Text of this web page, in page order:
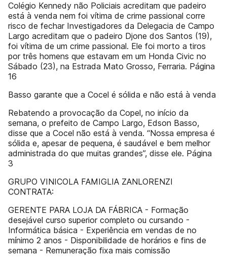
Colégio Kennedy não Policiais acreditam que padeiro
está à venda nem foi vítima de crime passional corre
risco de fechar Investigadores da Delegacia de Campo
Largo acreditam que o padeiro Djone dos Santos (19),
foi vítima de um crime passional. Ele foi morto a tiros
por três homens que estavam em um Honda Civic no
Sábado (23), na Estrada Mato Grosso, Ferraria. Página
16
Basso garante que a Cocel é sólida e não está à venda
Rebatendo a provocação da Copel, no início da
semana, o prefeito de Campo Largo, Edson Basso,
disse que a Cocel não está à venda. “Nossa empresa é
sólida e, apesar de pequena, é saudável e bem melhor
administrada do que muitas grandes”, disse ele. Página
3
GRUPO VINICOLA FAMIGLIA ZANLORENZI
CONTRATA:
GERENTE PARA LOJA DA FÁBRICA - Formação
desejável curso superior completo ou cursando -
Informática básica - Experiência em vendas de no
mínimo 2 anos - Disponibilidade de horários e fins de
semana - Remuneração fixa mais comissão